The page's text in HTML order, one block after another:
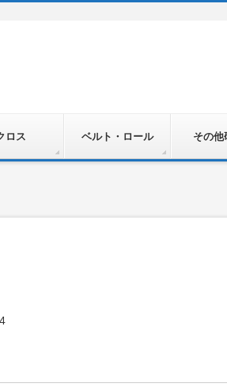
ロス ベルト・ロール その他